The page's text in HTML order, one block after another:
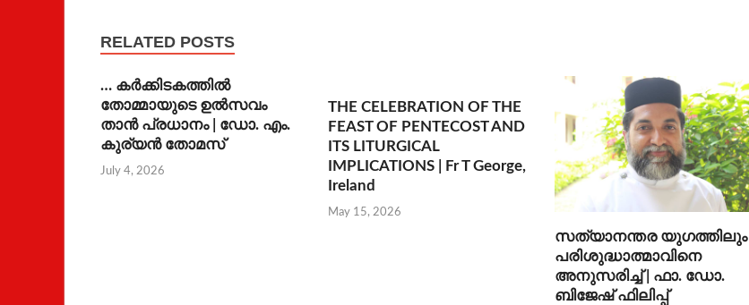
RELATED POSTS
… കര്‍ക്കിടകത്തില്‍
തോമ്മായുടെ ഉല്‍സവം
താന്‍ പ്രധാനം | ഡോ. എം.
കുര്യന്‍ തോമസ്
July 4, 2026
THE CELEBRATION OF THE
FEAST OF PENTECOST AND
ITS LITURGICAL
IMPLICATIONS | Fr T George,
Ireland
May 15, 2026
സത്യാനന്തര യുഗത്തിലും
പരിശുദ്ധാത്മാവിനെ
അനുസരിച്ച് | ഫാ. ഡോ.
ബിജേഷ് ഫിലിപ്പ്